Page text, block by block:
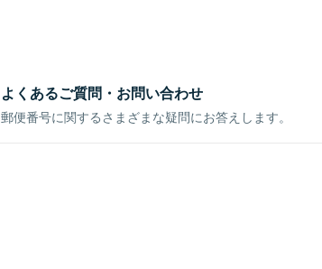
よくあるご質問・お問い合わせ
郵便番号に関するさまざまな疑問にお答えします。